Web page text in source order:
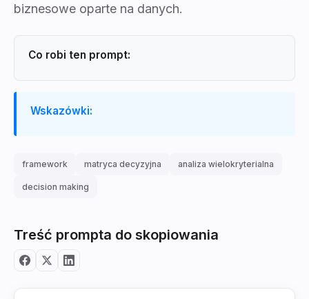
biznesowe oparte na danych.
Co robi ten prompt:
Wskazówki:
framework matryca decyzyjna analiza wielokryterialna
decision making
Treść prompta do skopiowania